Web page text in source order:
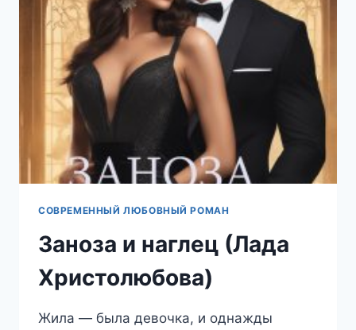
СОВРЕМЕННЫЙ ЛЮБОВНЫЙ РОМАН
Заноза и наглец (Лада
Христолюбова)
Жила — была девочка, и однажды